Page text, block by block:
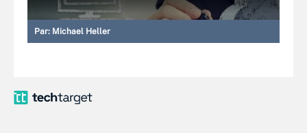
Par: Michael Heller